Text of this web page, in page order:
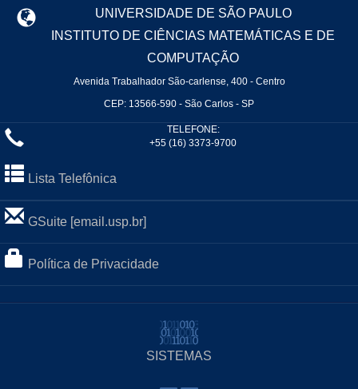
UNIVERSIDADE DE SÃO PAULO
INSTITUTO DE CIÊNCIAS MATEMÁTICAS E DE
COMPUTAÇÃO
Avenida Trabalhador São-carlense, 400 - Centro
CEP: 13566-590 - São Carlos - SP
TELEFONE:
+55 (16) 3373-9700
Lista Telefônica
GSuite [email.usp.br]
Política de Privacidade
SISTEMAS